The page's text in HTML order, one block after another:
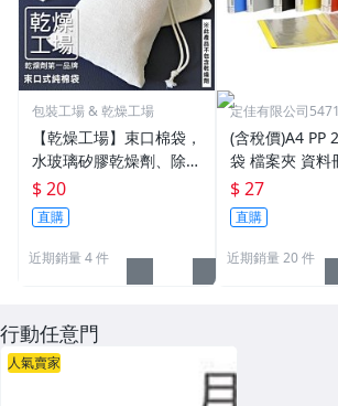
包裝工場 & 乾燥工場
【乾燥工場】束口棉袋，
水玻璃矽膠乾燥劑、除濕
包分裝專用，束口袋設
計，純棉無毒
$ 20
直購
近期銷量 4 件
定佳有限公司
(含稅價)A4 PP
袋 檔案夾 資料
料夾 資料簿 資
47*
$ 27
直購
近期銷量 20 件
行動任意門
人氣賣家